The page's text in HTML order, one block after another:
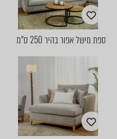
ספת מישל אפור בהיר 250 ס"מ